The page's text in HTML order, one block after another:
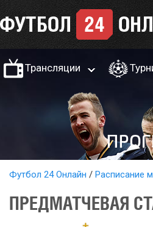
Трансляции
Футбол 24 Онлайн Расписание
ПРЕДМАТЧЕВАЯ